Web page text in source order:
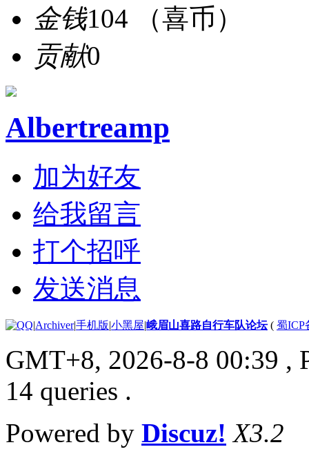
金钱104 （喜币）
贡献0
Albertreamp
加为好友
给我留言
打个招呼
发送消息
|Archiver|手机版|小黑屋|峨眉山喜路自行车队论坛( 蜀ICP
GMT+8, 2026-8-8 00:39 ,
14 queries .
Powered by Discuz! X3.2